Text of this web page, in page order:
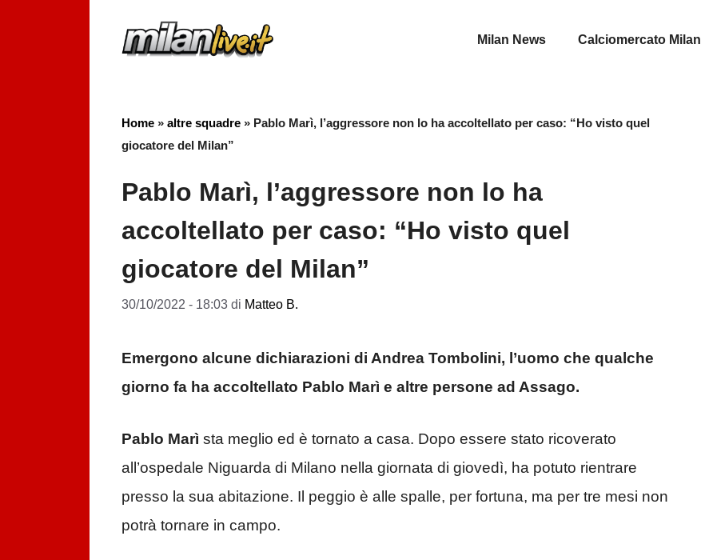
Milan News Calciomercato Milan
Home » altre squadre » Pablo Marì, l’aggressore non lo ha accoltellato per caso: “Ho visto quel
giocatore del Milan”
Pablo Marì, l’aggressore non lo ha
accoltellato per caso: “Ho visto quel
giocatore del Milan”
30/10/2022 - 18:03 di Matteo B.
Emergono alcune dichiarazioni di Andrea Tombolini, l’uomo che qualche
giorno fa ha accoltellato Pablo Marì e altre persone ad Assago.
Pablo Marì sta meglio ed è tornato a casa. Dopo essere stato ricoverato
all’ospedale Niguarda di Milano nella giornata di giovedì, ha potuto rientrare
presso la sua abitazione. Il peggio è alle spalle, per fortuna, ma per tre mesi non
potrà tornare in campo.